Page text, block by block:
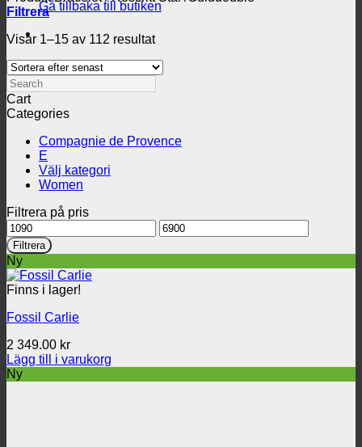
Gå tillbaka till butiken
Filtrera
Visar 1–15 av 112 resultatSortera
senaste
Search
Cart
Categories
Compagnie de Provence
E
Välj kategori
Women
Filtrera på pris
Min
pris
Max
pris
Filtrera
Ny
Finns i lager!
Fossil Carlie
2 349.00 kr
Lägg till i varukorg
Ny